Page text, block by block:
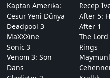
Kaptan Amerika:
Cesur Yeni Dünya
Deadpool 3
MaXXXine
Sonic 3
Venom 3: Son
Dans
Recep
After 5:
After 1
The
Rings